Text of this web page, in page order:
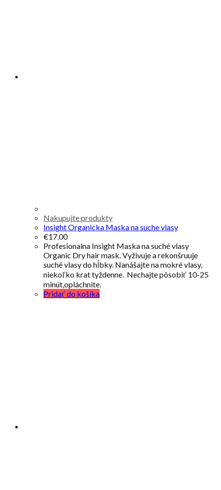
Nakupujte produkty
Insight Organicka Maska na suche vlasy
€17.00
Profesionalna Insight Maska na suché vlasy
Organic Dry hair mask. Vyživuje a rekonšruuje
suché vlasy do hĺbky. Nanášajte na mokré vlasy,
niekoľko krat tyždenne. Nechajte pôsobiť 10-25
minút,opláchnite.
Pridať do košíka